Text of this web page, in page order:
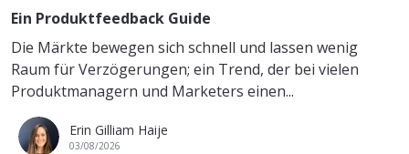
Ein Produktfeedback Guide
Die Märkte bewegen sich schnell und lassen wenig
Raum für Verzögerungen; ein Trend, der bei vielen
Produktmanagern und Marketers einen...
Erin Gilliam Haije
03/08/2026